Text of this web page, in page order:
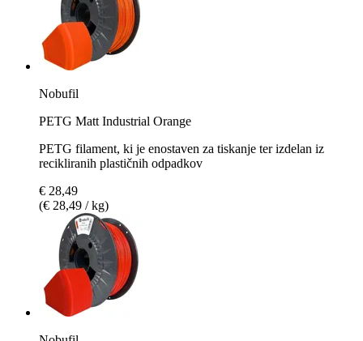
Nobufil
PETG Matt Industrial Orange
PETG filament, ki je enostaven za tiskanje ter izdelan iz
recikliranih plastičnih odpadkov
€ 28,49
(€ 28,49 / kg)